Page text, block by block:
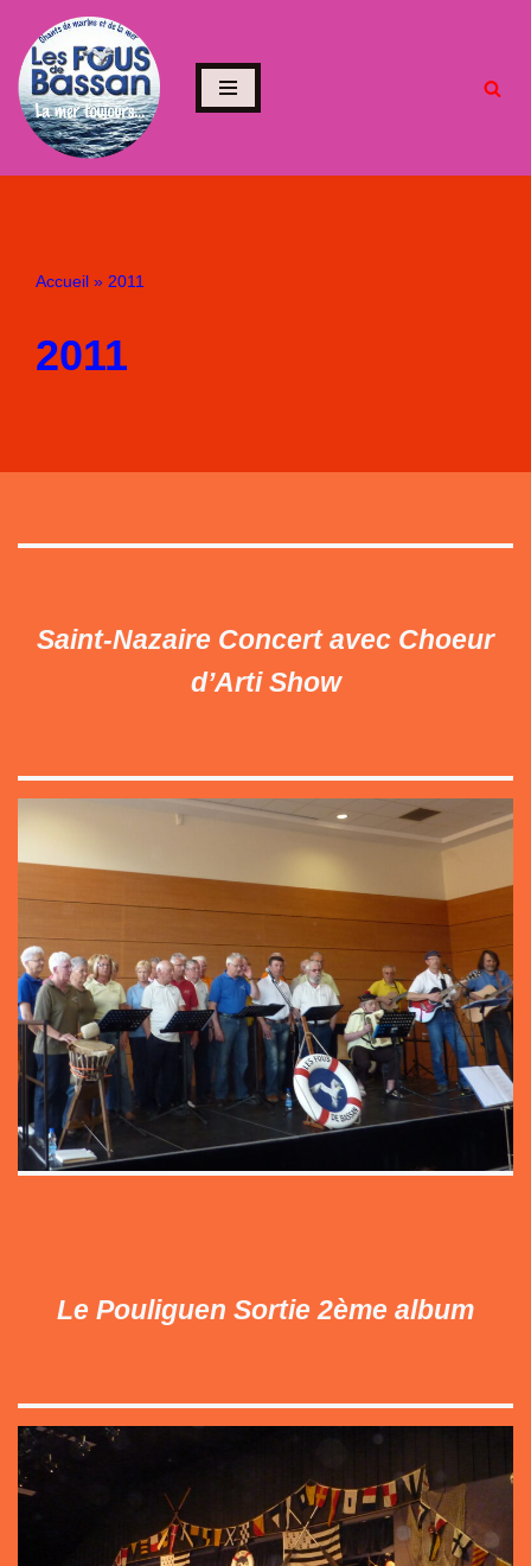
Aller
au
contenu
Accueil » 2011
2011
Saint-Nazaire Concert avec Choeur
d’Arti Show
Le Pouliguen Sortie 2ème album